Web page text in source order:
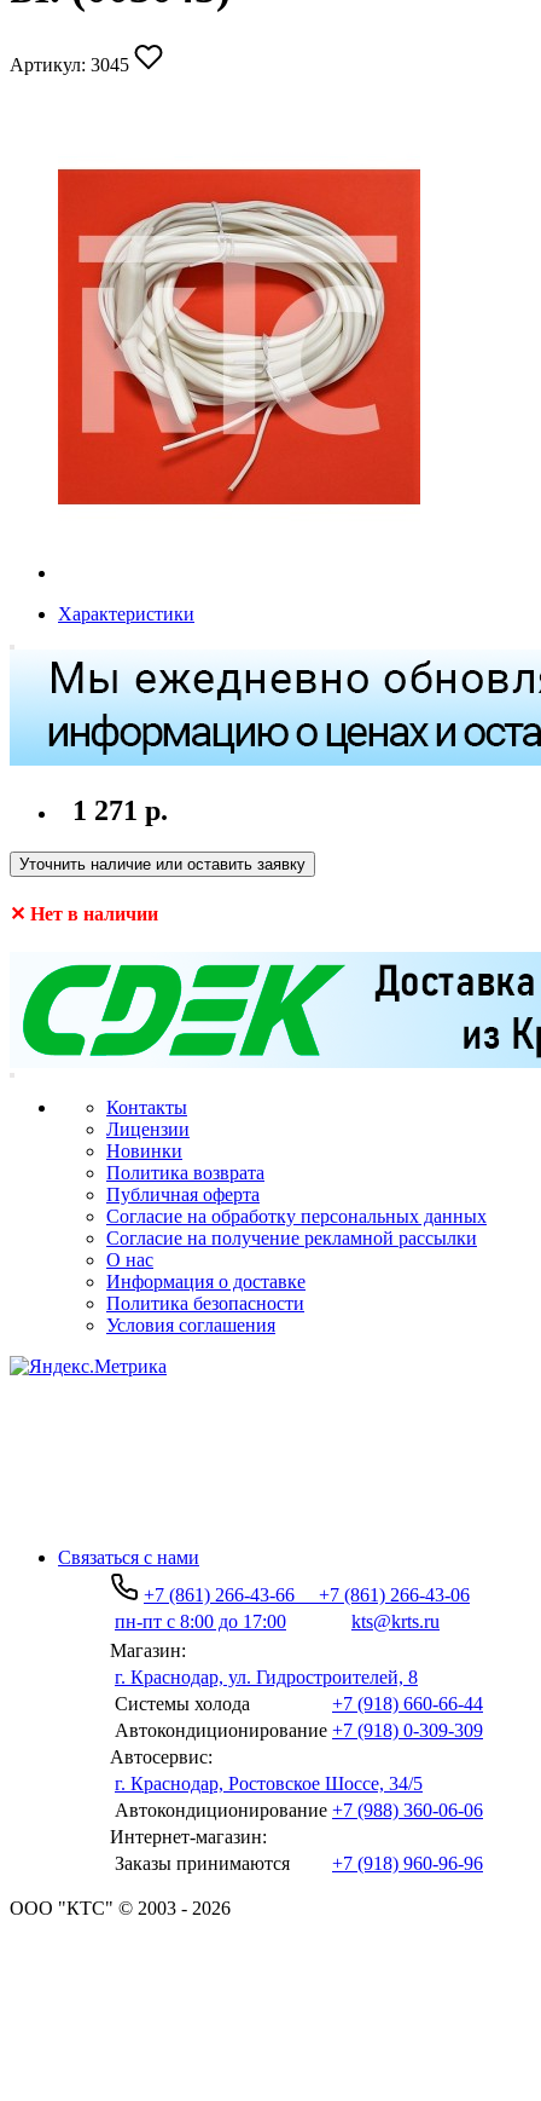
Артикул: 3045
Характеристики
1 271 р.
Уточнить наличие или оставить заявку
✕ Нет в наличии
Контакты
Лицензии
Новинки
Политика возврата
Публичная оферта
Согласие на обработку персональных данных
Согласие на получение рекламной рассылки
О нас
Информация о доставке
Политика безопасности
Условия соглашения
Связаться с нами
+7 (861) 266-43-66
+7 (861) 266-43-06
пн-пт с 8:00 до 17:00
kts@krts.ru
Магазин:
г. Краснодар, ул. Гидростроителей, 8
Системы холода
+7 (918) 660-66-44
Автокондиционирование +7 (918) 0-309-309
Автосервис:
г. Краснодар, Ростовское Шоссе, 34/5
Автокондиционирование +7 (988) 360-06-06
Интернет-магазин:
Заказы принимаются
+7 (918) 960-96-96
ООО "КТС" © 2003 - 2026